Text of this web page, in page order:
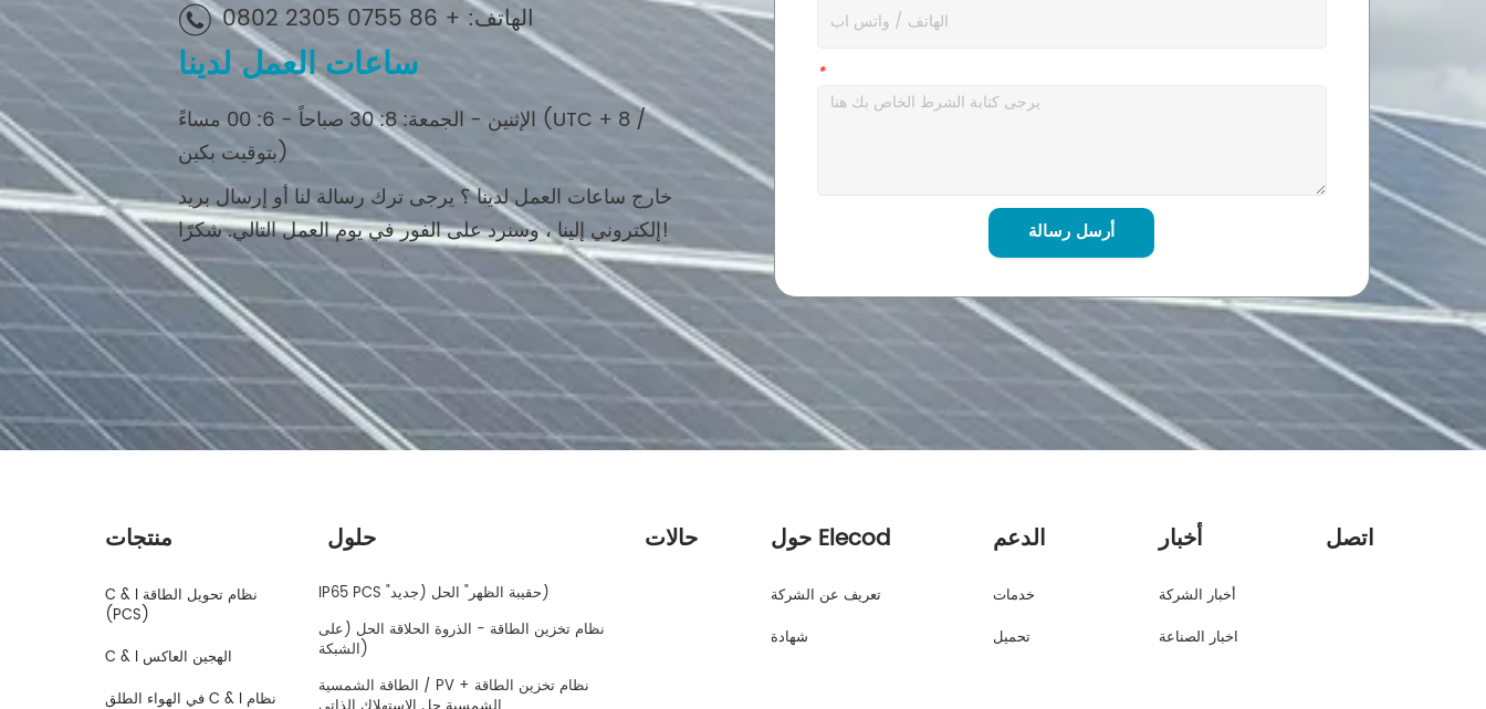
الهاتف: + 86 0755 2305 0802
ساعات العمل لدينا
الإثنين - الجمعة: 8: 30 صباحاً - 6: 00 مساءً (UTC + 8 /
بتوقيت بكين)
خارج ساعات العمل لدينا ؟ يرجى ترك رسالة لنا أو إرسال بريد
إلكتروني إلينا ، وسنرد على الفور في يوم العمل التالي. شكرًا!
*رسالة
أرسل رسالة
منتجات
C & I نظام تحويل الطاقة
(PCS)
C & I الهجين العاكس
في الهواء الطلق C & I نظام
حلول
IP65 PCS "حقيبة الظهر" الحل (جديد)
نظام تخزين الطاقة - الذروة الحلاقة الحل (على
الشبكة)
الطاقة الشمسية / PV + نظام تخزين الطاقة
حالات حول Elecod
تعريف عن الشركة
شهادة
الدعم
خدمات
تحميل
أخبار
أخبار الشركة
اخبار الصناعة
اتصل